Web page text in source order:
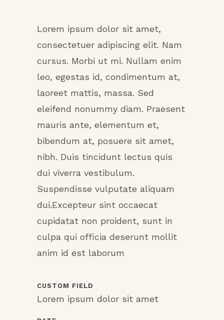
Lorem ipsum dolor sit amet,
consectetuer adipiscing elit. Nam
cursus. Morbi ut mi. Nullam enim
leo, egestas id, condimentum at,
laoreet mattis, massa. Sed
eleifend nonummy diam. Praesent
mauris ante, elementum et,
bibendum at, posuere sit amet,
nibh. Duis tincidunt lectus quis
dui viverra vestibulum.
Suspendisse vulputate aliquam
dui.Excepteur sint occaecat
cupidatat non proident, sunt in
culpa qui officia deserunt mollit
anim id est laborum
CUSTOM FIELD
Lorem ipsum dolor sit amet